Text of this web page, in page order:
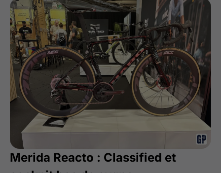
Merida Reacto : Classified et